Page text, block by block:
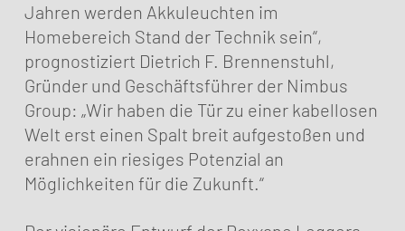
Jahren werden Akkuleuchten im
Homebereich Stand der Technik sein“,
prognostiziert Dietrich F. Brennenstuhl,
Gründer und Geschäftsführer der Nimbus
Group: „Wir haben die Tür zu einer kabellosen
Welt erst einen Spalt breit aufgestoßen und
erahnen ein riesiges Potenzial an
Möglichkeiten für die Zukunft.“